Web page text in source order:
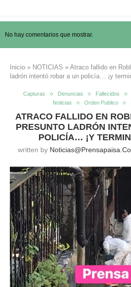
No hay comentarios que mostrar.
Inicio » NOTICIAS » Atraco fallido en
ladrón intentó robar a un policía… ¡y
Capturas Denuncias Fallecidos
Noticias
Orden Publico
ATRACO FALLIDO EN
PRESUNTO LADRÓN
POLICÍA… ¡Y
written by